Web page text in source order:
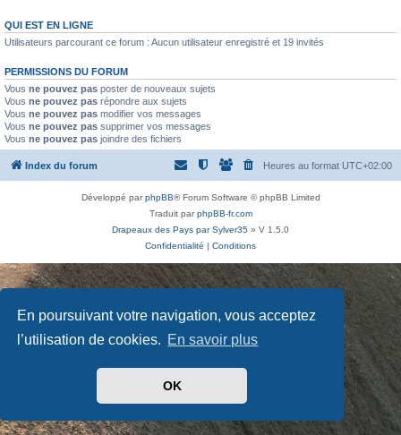
En poursuivant votre navigation, vous acceptez
l’utilisation de cookies. En savoir plus
OK
QUI EST EN LIGNE
Utilisateurs parcourant ce forum : Aucun utilisateur enregistré et 19 invités
PERMISSIONS DU FORUM
Vous ne pouvez pas poster de nouveaux sujets
Vous ne pouvez pas répondre aux sujets
Vous ne pouvez pas modifier vos messages
Vous ne pouvez pas supprimer vos messages
Vous ne pouvez pas joindre des fichiers
Index du forum Heures au format UTC+02:00
Développé parphpBB® Forum Software © phpBB Limited
Traduit parphpBB-fr.com
Drapeaux des Pays par Sylver35 » V 1.5.0
Confidentialité | Conditions